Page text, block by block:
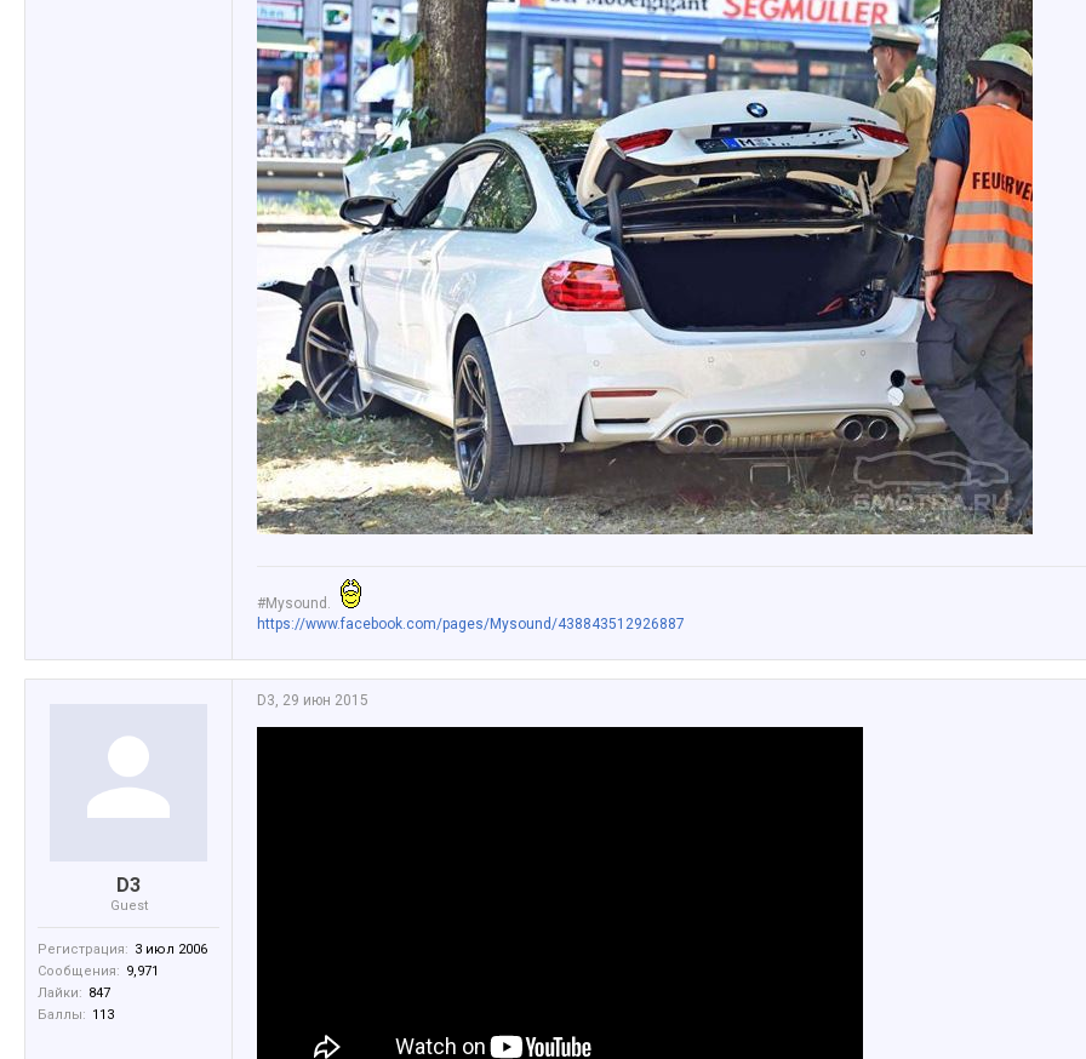
#Mysound.
https://www.facebook.com/pages/Mysound/438843512926887
D3
Guest
Регистрация: 3 июл 2006
Сообщения: 9,971
Лайки: 847
Баллы: 113
D3, 29 июн 2015